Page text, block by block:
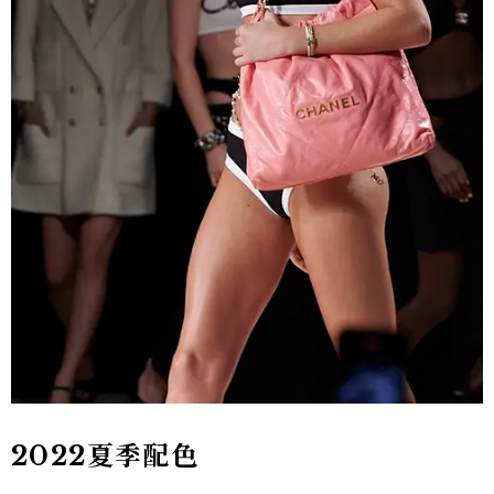
2022夏季配色